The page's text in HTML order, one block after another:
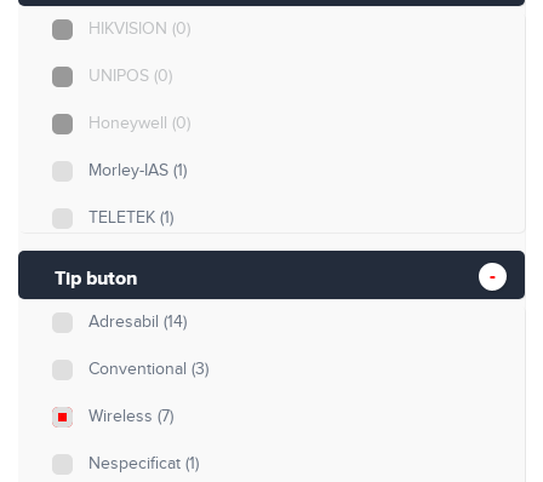
HIKVISION (0)
UNIPOS (0)
Honeywell (0)
Morley-IAS (1)
TELETEK (1)
Tip buton
Adresabil (14)
Conventional (3)
Wireless (7)
Nespecificat (1)